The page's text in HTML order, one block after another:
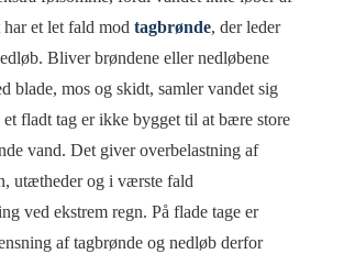
har et let fald mod tagbrønde, der leder
Bliver brøndene eller nedløbene
blade, mos og skidt, samler vandet sig
fladt tag er ikke bygget til at bære store
vand. Det giver overbelastning af
utætheder og i værste fald
ved ekstrem regn. På flade tage er
af tagbrønde og nedløb derfor